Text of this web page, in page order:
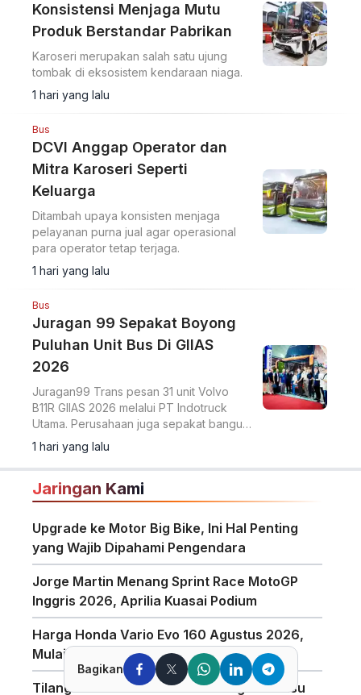
Konsistensi Menjaga Mutu
Produk Berstandar Pabrikan
Karoseri merupakan salah satu ujung
tombak di eksosistem kendaraan niaga.
1 hari yang lalu
Bus
DCVI Anggap Operator dan
Mitra Karoseri Seperti
Keluarga
Ditambah upaya konsisten menjaga
pelayanan purna jual agar operasional
para operator tetap terjaga.
1 hari yang lalu
Bus
Juragan 99 Sepakat Boyong
Puluhan Unit Bus Di GIIAS
2026
Juragan99 Trans pesan 31 unit Volvo
B11R GIIAS 2026 melalui PT Indotruck
Utama. Perusahaan juga sepakat bangun
dua unit double decker berbasis sasis
Scania K450CB untuk layanan AKAP
premium.
1 hari yang lalu
Jaringan Kami
Upgrade ke Motor Big Bike, Ini Hal Penting
yang Wajib Dipahami Pengendara
Jorge Martin Menang Sprint Race MotoGP
Inggris 2026, Aprilia Kuasai Podium
Harga Honda Vario Evo 160 Agustus 2026,
Mulai Rp28,5 Juta
Tilang Manual Berlaku? Polisi Tegaskan Isu
Bagikan